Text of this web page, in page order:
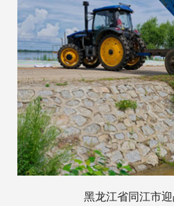
黑龙江省同江市